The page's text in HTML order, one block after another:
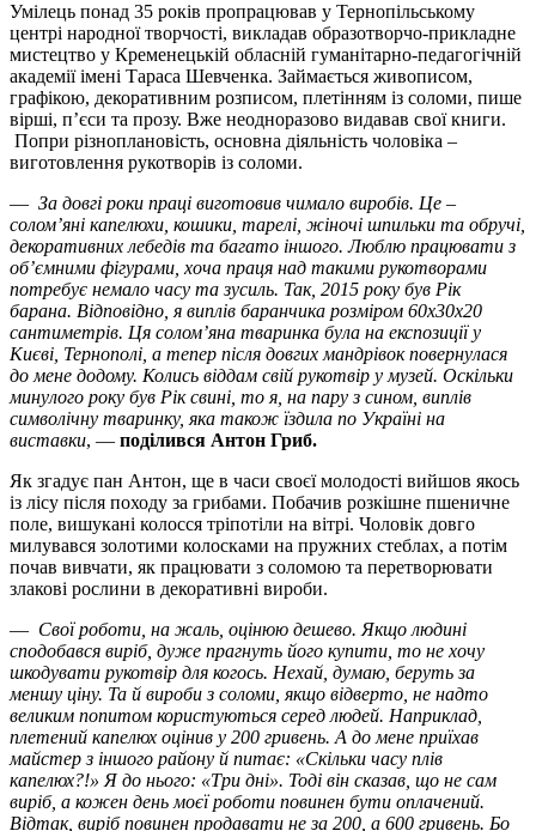
Умілець понад 35 років пропрацював у Тернопільському
центрі народної творчості, викладав образотворчо-прикладне
мистецтво у Кременецькій обласній гуманітарно-педагогічній
академії імені Тараса Шевченка. Займається живописом,
графікою, декоративним розписом, плетінням із соломи, пише
вірші, п’єси та прозу. Вже неодноразово видавав свої книги.
Попри різноплановість, основна діяльність чоловіка –
виготовлення рукотворів із соломи.
— За довгі роки праці виготовив чимало виробів. Це –
солом’яні капелюхи, кошики, тарелі, жіночі шпильки та обручі,
декоративних лебедів та багато іншого. Люблю працювати з
об’ємними фігурами, хоча праця над такими рукотворами
потребує немало часу та зусиль. Так, 2015 року був Рік
барана. Відповідно, я виплів баранчика розміром 60х30х20
сантиметрів. Ця солом’яна тваринка була на експозиції у
Києві, Тернополі, а тепер після довгих мандрівок повернулася
до мене додому. Колись віддам свій рукотвір у музей. Оскільки
минулого року був Рік свині, то я, на пару з сином, виплів
символічну тваринку, яка також їздила по Україні на
виставки, — поділився Антон Гриб.
Як згадує пан Антон, ще в часи своєї молодості вийшов якось
із лісу після походу за грибами. Побачив розкішне пшеничне
поле, вишукані колосся тріпотіли на вітрі. Чоловік довго
милувався золотими колосками на пружних стеблах, а потім
почав вивчати, як працювати з соломою та перетворювати
злакові рослини в декоративні вироби.
— Свої роботи, на жаль, оцінюю дешево. Якщо людині
сподобався виріб, дуже прагнуть його купити, то не хочу
шкодувати рукотвір для когось. Нехай, думаю, беруть за
меншу ціну. Та й вироби з соломи, якщо відверто, не надто
великим попитом користуються серед людей. Наприклад,
плетений капелюх оцінив у 200 гривень. А до мене приїхав
майстер з іншого району й питає: «Скільки часу плів
капелюх?!» Я до нього: «Три дні». Тоді він сказав, що не сам
виріб, а кожен день моєї роботи повинен бути оплачений.
Відтак, виріб повинен продавати не за 200, а 600 гривень. Бо